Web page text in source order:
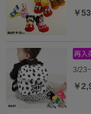
￥
3/23
￥